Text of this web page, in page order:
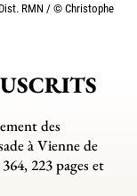
RMN / © Christophe
des
à Vienne de
223 pages et